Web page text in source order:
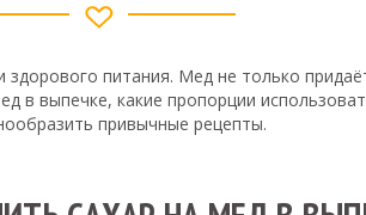
питания. Мед не только
выпечке, какие пропорции
привычные рецепты.